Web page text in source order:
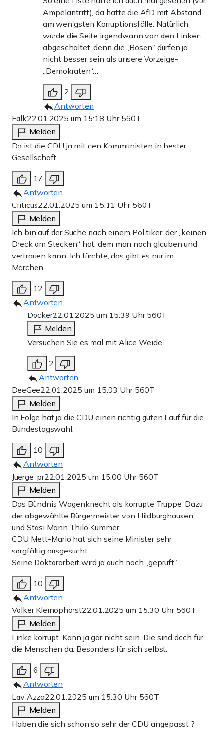
Ampelantritt), da hatte die AfD mit Abstand
am wenigsten Korruptionsfälle. Natürlich
wurde die Seite irgendwann von den Linken
abgeschaltet, denn die „Bösen“ dürfen ja
nicht besser sein als unsere Vorzeige-
„Demokraten“…
2
Antworten
Falk22.01.2025 um 15:18 Uhr 560T
Melden
Da ist die CDU ja mit den Kommunisten in bester
Gesellschaft.
17
Antworten
Criticus22.01.2025 um 15:11 Uhr 560T
Melden
Ich bin auf der Suche nach einem Politiker, der „keinen
Dreck am Stecken“ hat, dem man noch glauben und
vertrauen kann. Ich fürchte, das gibt es nur im
Märchen…
12
Antworten
Docker22.01.2025 um 15:39 Uhr 560T
Melden
Versuchen Sie es mal mit Alice Weidel.
2
Antworten
DeeGee22.01.2025 um 15:03 Uhr 560T
Melden
In Folge hat ja die CDU einen richtig guten Lauf für die
Bundestagswahl.
10
Antworten
Juerge ,pr22.01.2025 um 15:00 Uhr 560T
Melden
Das Bündnis Wagenknecht als korrupte Truppe, Dazu
der abgewählte Bürgermeister von Hildburghausen
und Stasi Mann Thilo Kummer.
CDU Mett-Mario hat sich seine Minister sehr
sorgfältig ausgesucht.
Seine Doktorarbeit wird ja auch noch „geprüft“
10
Antworten
Volker Kleinophorst22.01.2025 um 15:30 Uhr 560T
Melden
Linke korrupt. Kann ja gar nicht sein. Die sind doch für
die Menschen da. Besonders für sich selbst.
6
Antworten
Lav Azza22.01.2025 um 15:30 Uhr 560T
Melden
Haben die sich schon so sehr der CDU angepasst ?